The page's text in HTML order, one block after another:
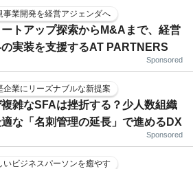
事業開発を経営アジェンダへ
ートアップ探索からM&Aまで、経営
実装を支援するAT PARTNERS
Sponsored
企業にリーズナブルな新提案
雑なSFAは挫折する？少人数組織
な「名刺管理の延長」で進めるDX
Sponsored
いビジネスパーソンを癒やす